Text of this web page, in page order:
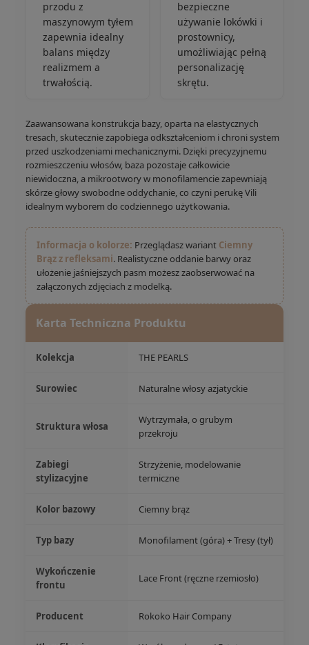
przodu z
maszynowym tyłem
zapewnia idealny
balans między
realizmem a
trwałością.
bezpieczne
używanie lokówki i
prostownicy,
umożliwiając pełną
personalizację
skrętu.
Zaawansowana konstrukcja bazy, oparta na elastycznych
tresach, skutecznie zapobiega odkształceniom i chroni system
przed uszkodzeniami mechanicznymi. Dzięki precyzyjnemu
rozmieszczeniu włosów, baza pozostaje całkowicie
niewidoczna, a mikrootwory w monofilamencie zapewniają
skórze głowy swobodne oddychanie, co czyni perukę Vili
idealnym wyborem do codziennego użytkowania.
Informacja o kolorze: Przeglądasz wariant Ciemny
Brąz z refleksami. Realistyczne oddanie barwy oraz
ułożenie jaśniejszych pasm możesz zaobserwować na
załączonych zdjęciach z modelką.
Karta Techniczna Produktu
Kolekcja THE PEARLS
Surowiec Naturalne włosy azjatyckie
Struktura włosa
Wytrzymała, o grubym
przekroju
Zabiegi
stylizacyjne
Strzyżenie, modelowanie
termiczne
Kolor bazowy Ciemny brąz
Typ bazy Monofilament (góra) + Tresy (tył)
Wykończenie
frontu
Lace Front (ręczne rzemiosło)
Producent Rokoko Hair Company